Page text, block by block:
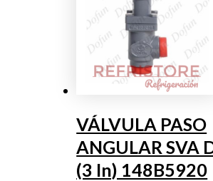
VÁLVULA PASO
ANGULAR SVA
(3 In) 148B5920